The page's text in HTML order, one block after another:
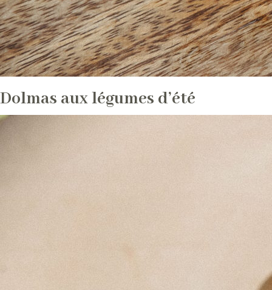
Dolmas aux légumes d’été